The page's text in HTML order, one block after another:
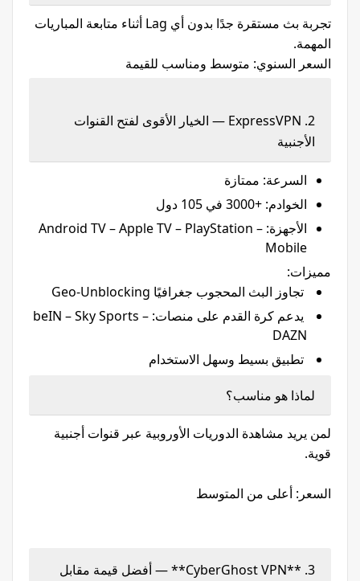
تجربة بث مستقرة جدًا بدون أي Lag أثناء متابعة المباريات
المهمة.
السعر السنوي: متوسط ومناسب للقيمة
2. ExpressVPN — الخيار الأقوى لفتح القنوات
الأجنبية
السرعة: ممتازة
الخوادم: +3000 في 105 دول
الأجهزة: Android TV – Apple TV – PlayStation –
Mobile
مميزات:
تجاوز البث المحجوب جغرافيًا Geo-Unblocking
يدعم كرة القدم على منصات: beIN – Sky Sports –
DAZN
تطبيق بسيط وسهل الاستخدام
لماذا هو مناسب؟
لمن يريد مشاهدة الدوريات الأوروبية عبر قنوات أجنبية
قوية.
السعر: أعلى من المتوسط
3. **CyberGhost VPN** — أفضل قيمة مقابل